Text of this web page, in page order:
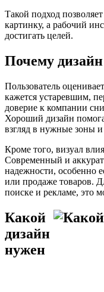
Такой подход
картинку, а рабочий
достигать целей.
Почему
Пользователь
кажется устаревшим,
доверие к компании
Хороший дизайн
взгляд в нужные зоны и
Кроме того, визуал
Современный и
надежности, особенно
или продаже товаров.
поиске и рекламе, это
Какой
дизайн
нужен